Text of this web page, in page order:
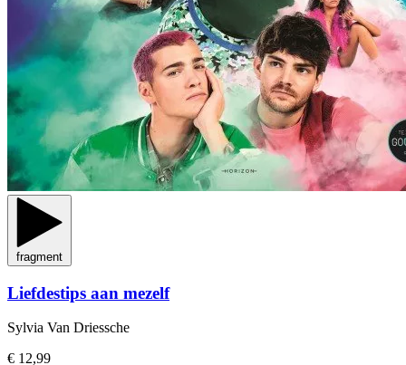
fragment
Liefdestips aan mezelf
Sylvia Van Driessche
€ 12,99